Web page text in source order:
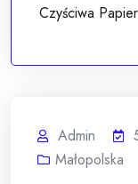
Czyściwa
Admin
Małopolska